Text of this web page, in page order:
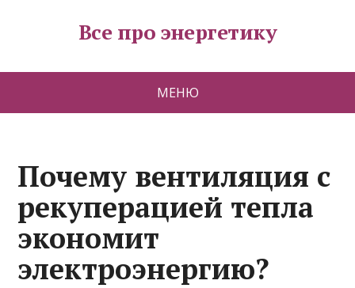
Все про энергетику
МЕНЮ
Почему вентиляция с
рекуперацией тепла
экономит
электроэнергию?